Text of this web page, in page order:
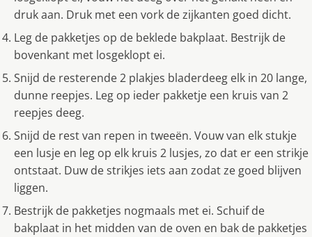
druk aan. Druk met een vork de zijkanten goed dicht.
Leg de pakketjes op de beklede bakplaat. Bestrijk de
bovenkant met losgeklopt ei.
Snijd de resterende 2 plakjes bladerdeeg elk in 20 lange,
dunne reepjes. Leg op ieder pakketje een kruis van 2
reepjes deeg.
Snijd de rest van repen in tweeën. Vouw van elk stukje
een lusje en leg op elk kruis 2 lusjes, zo dat er een strikje
ontstaat. Duw de strikjes iets aan zodat ze goed blijven
liggen.
Bestrijk de pakketjes nogmaals met ei. Schuif de
bakplaat in het midden van de oven en bak de pakketjes